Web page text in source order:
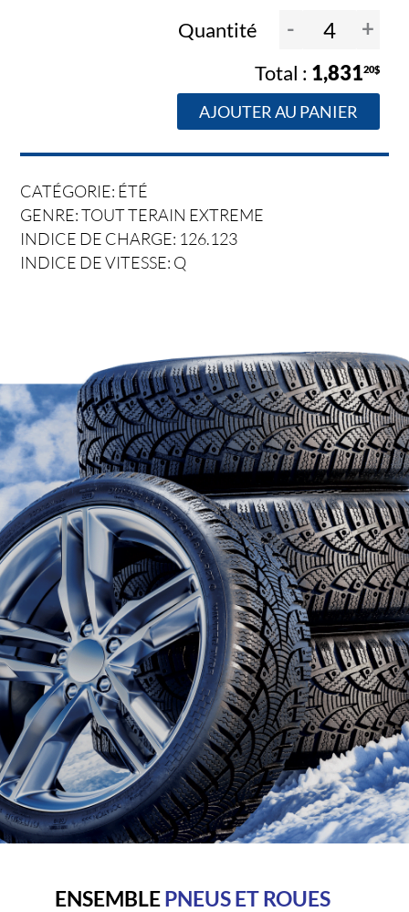
Quantité - +
1,83120$
AJOUTER AU PANIER
CATÉGORIE: ÉTÉ
GENRE: TOUT TERAIN EXTREME
INDICE DE CHARGE: 126.123
INDICE DE VITESSE: Q
ENSEMBLEPNEUS ET ROUES